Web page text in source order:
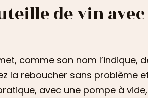
de vin
comme son nom l’indique,
la reboucher sans problème
avec une pompe à